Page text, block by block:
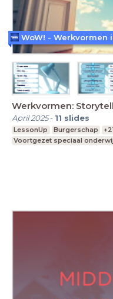
Werkvormen:
April 2025- 11 slides
LessonUp Burgerschap
Voortgezet speciaal
WoW! - Werkvormen